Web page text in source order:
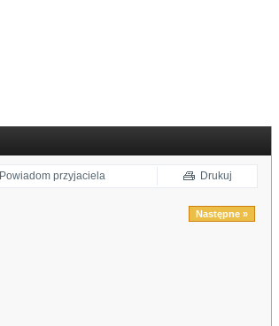
Powiadom przyjaciela Drukuj
Następne »